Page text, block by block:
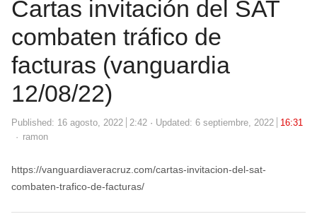
Cartas invitación del SAT
combaten tráfico de
facturas (vanguardia
12/08/22)
Published: 16 agosto, 2022 2:42 Updated: 6 septiembre, 2022
16:31
Author
ramon
https://vanguardiaveracruz.com/cartas-invitacion-del-sat-
combaten-trafico-de-facturas/